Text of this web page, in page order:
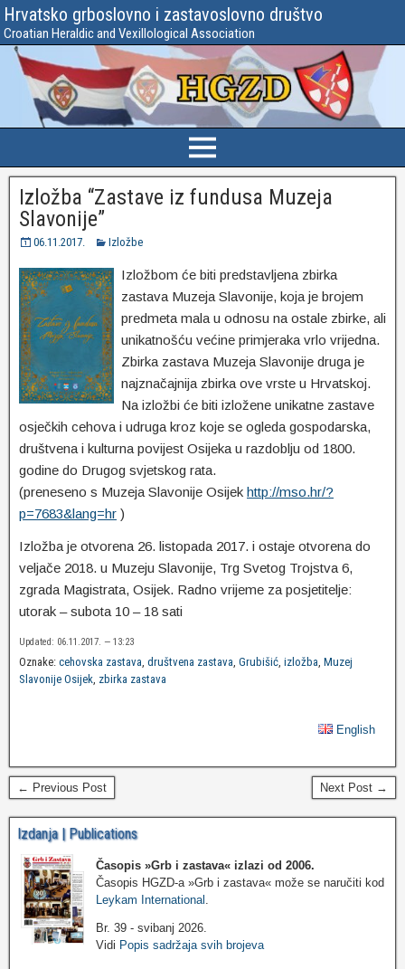
Hrvatsko grboslovno i zastavoslovno društvo
Croatian Heraldic and Vexillological Association
Izložba “Zastave iz fundusa Muzeja
Slavonije”
06.11.2017. Izložbe
Izložbom će biti predstavljena zbirka
zastava Muzeja Slavonije, koja je brojem
predmeta mala u odnosu na ostale zbirke, ali
unikatnošću većine primjeraka vrlo vrijedna.
Zbirka zastava Muzeja Slavonije druga je
najznačajnija zbirka ove vrste u Hrvatskoj.
Na izložbi će biti izložene unikatne zastave
osječkih cehova i udruga kroz koje se ogleda gospodarska,
društvena i kulturna povijest Osijeka u razdoblju od 1800.
godine do Drugog svjetskog rata.
(preneseno s Muzeja Slavonije Osijek http://mso.hr/?
p=7683&lang=hr )
Izložba je otvorena 26. listopada 2017. i ostaje otvorena do
veljače 2018. u Muzeju Slavonije, Trg Svetog Trojstva 6,
zgrada Magistrata, Osijek. Radno vrijeme za posjetitelje:
utorak – subota 10 – 18 sati
Updated: 06.11.2017. — 13:23
Oznake: cehovska zastava, društvena zastava, Grubišić, izložba, Muzej
Slavonije Osijek, zbirka zastava
English
← Previous Post Next Post →
Izdanja | Publications
Časopis »Grb i zastava« izlazi od 2006.
Časopis HGZD-a »Grb i zastava« može se naručiti kod
Leykam International
Br. 39 - svibanj 2026.
Vidi Popis sadržaja svih brojeva